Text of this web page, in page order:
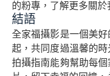
的粉專，了解更多關於
結語
全家福攝影是一個美
起，共同度過溫馨的
拍攝指南能夠幫助每